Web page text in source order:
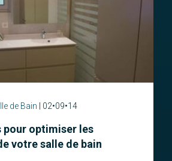
de Bain 02•09•14
pour optimiser les
votre salle de bain